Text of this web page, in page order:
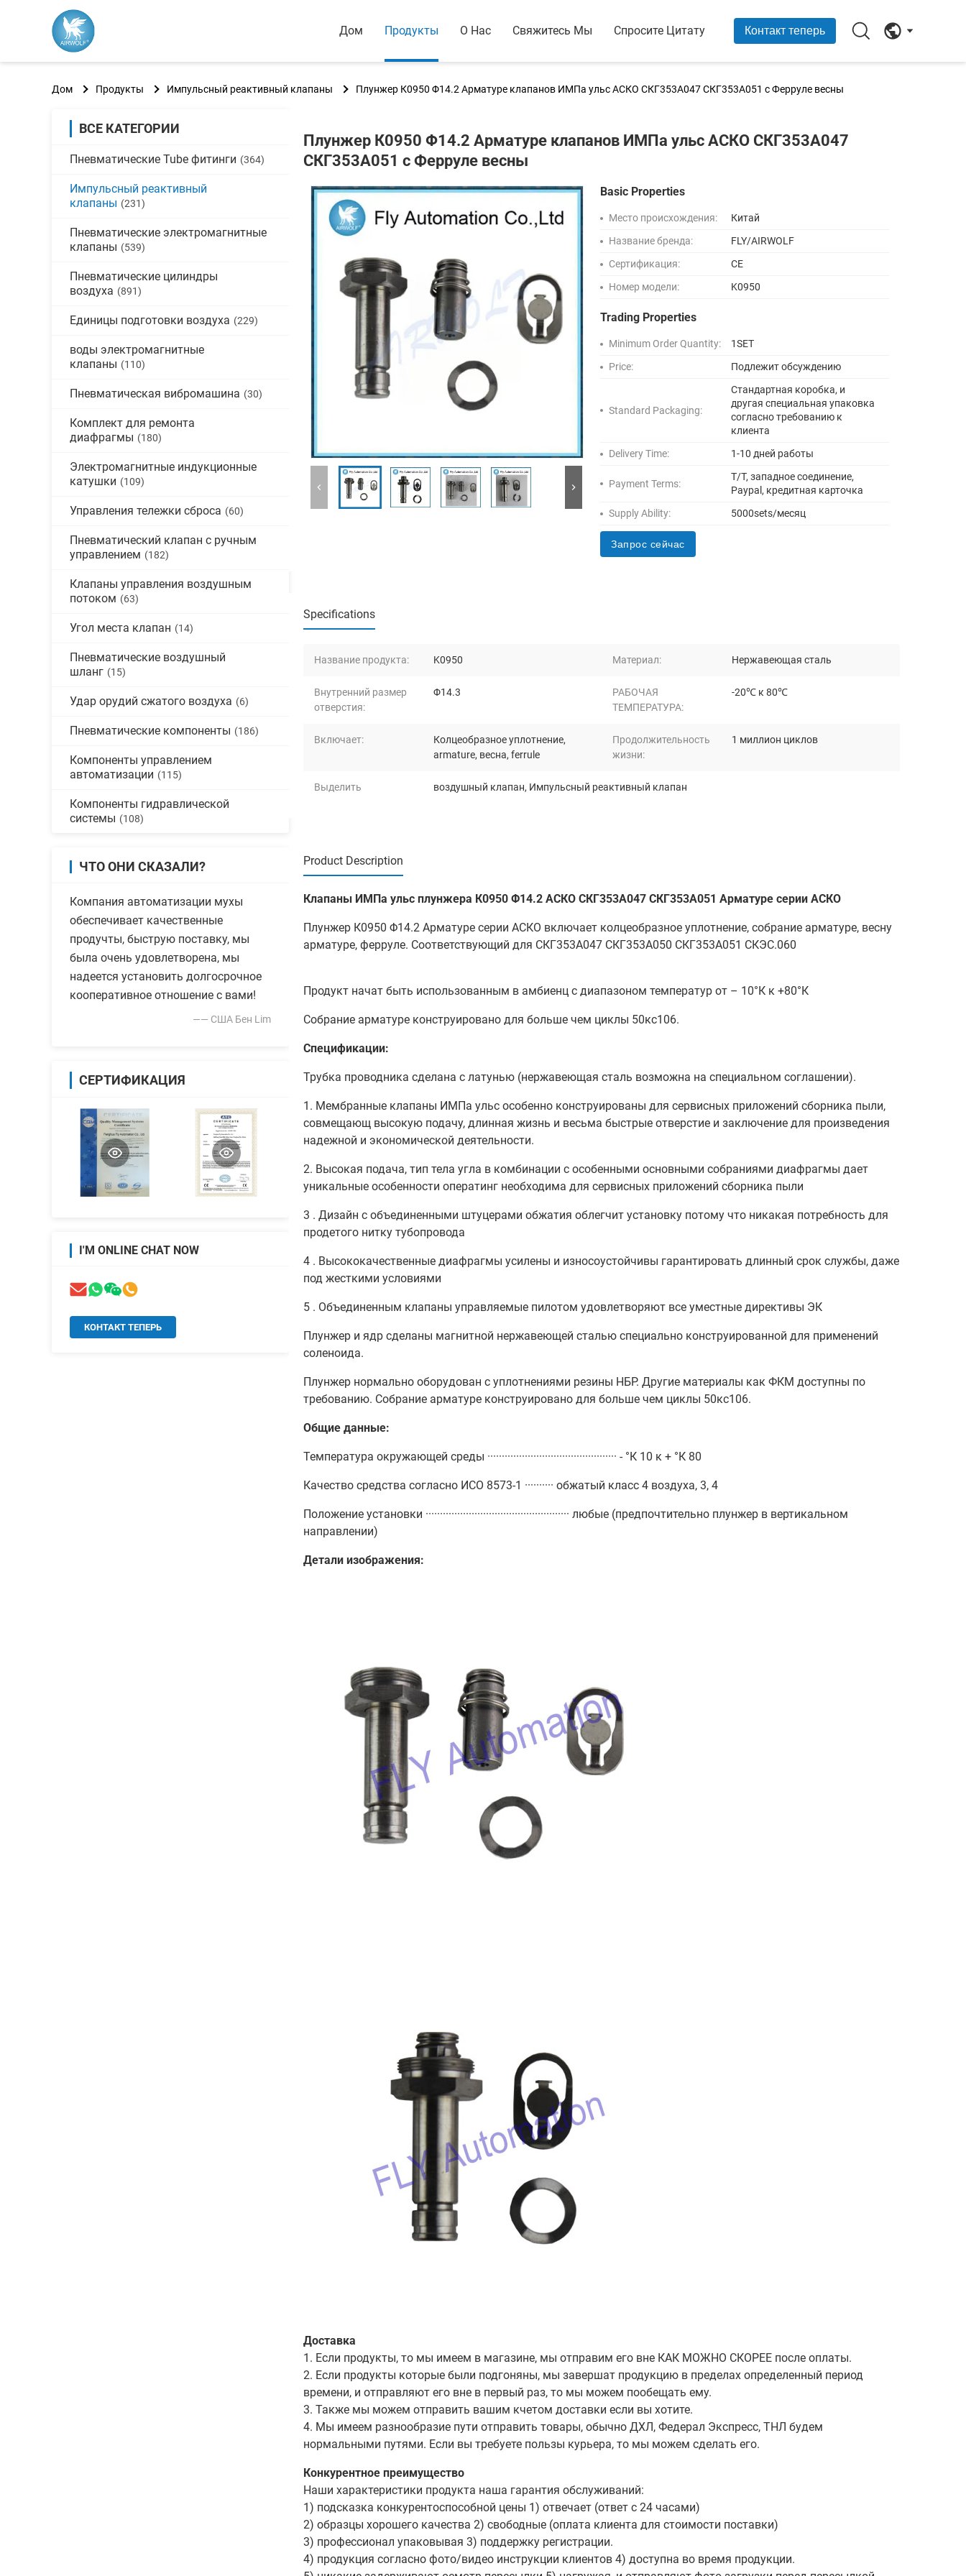
Дом Продукты О Нас Свяжитесь Мы Спросите Цитату Контакт теперь
Дом Продукты Импульсный реактивный клапаны Плунжер К0950 Φ14.2 Арматуре клапанов ИМПа ульс АСКО СКГ353А047 СКГ353А051 с Ферруле весны
ВСЕ КАТЕГОРИИ
Пневматические Tube фитинги (364)
Импульсный реактивный
клапаны (231)
Пневматические электромагнитные
клапаны (539)
Пневматические цилиндры
воздуха (891)
Единицы подготовки воздуха (229)
воды электромагнитные
клапаны (110)
Пневматическая вибромашина (30)
Комплект для ремонта
диафрагмы (180)
Электромагнитные индукционные
катушки (109)
Управления тележки сброса (60)
Пневматический клапан с ручным
управлением (182)
Клапаны управления воздушным
потоком (63)
Угол места клапан (14)
Пневматические воздушный
шланг (15)
Удар орудий сжатого воздуха (6)
Пневматические компоненты (186)
Компоненты управлением
автоматизации (115)
Компоненты гидравлической
системы (108)
ЧТО ОНИ СКАЗАЛИ?
Компания автоматизации мухы
обеспечивает качественные
продучты, быструю поставку, мы
была очень удовлетворена, мы
надеется установить долгосрочное
кооперативное отношение с вами!
—— США Бен Lim
СЕРТИФИКАЦИЯ
I'M ONLINE CHAT NOW
КОНТАКТ ТЕПЕРЬ
Плунжер К0950 Φ14.2 Арматуре клапанов ИМПа ульс АСКО СКГ353А047
СКГ353А051 с Ферруле весны
Basic Properties
Место происхождения:
Китай
Название бренда:
FLY/AIRWOLF
Сертификация:
CE
Номер модели:
K0950
Trading Properties
Minimum Order Quantity:
1SET
Price:
Подлежит обсуждению
Standard Packaging:
Стандартная коробка, и
другая специальная упаковка
согласно требованию к
клиента
Delivery Time:
1-10 дней работы
Payment Terms:
T/T, западное соединение,
Paypal, кредитная карточка
Supply Ability:
5000sets/месяц
Запрос сейчас
Specifications
Название продукта: K0950 Материал: Нержавеющая сталь
Внутренний размер
отверстия:
Φ14.3
РАБОЧАЯ
ТЕМПЕРАТУРА:
-20℃ к 80℃
Включает:
Колцеобразное уплотнение,
armature, весна, ferrule
Продолжительность
жизни:
1 миллион циклов
Выделить воздушный клапан, Импульсный реактивный клапан
Product Description
Клапаны ИМПа ульс плунжера К0950 Φ14.2 АСКО СКГ353А047 СКГ353А051 Арматуре серии АСКО
Плунжер К0950 Φ14.2 Арматуре серии АСКО включает колцеобразное уплотнение, собрание арматуре, весну
арматуре, ферруле. Соответствующий для СКГ353А047 СКГ353А050 СКГ353А051 СКЭС.060
Продукт начат быть использованным в амбиенц с диапазоном температур от – 10°К к +80°К
Собрание арматуре конструировано для больше чем циклы 50кс106.
Спецификации:
Трубка проводника сделана с латунью (нержавеющая сталь возможна на специальном соглашении).
1. Мембранные клапаны ИМПа ульс особенно конструированы для сервисных приложений сборника пыли,
совмещающ высокую подачу, длинная жизнь и весьма быстрые отверстие и заключение для произведения
надежной и экономической деятельности.
2. Высокая подача, тип тела угла в комбинации с особенными основными собраниями диафрагмы дает
уникальные особенности оператинг необходима для сервисных приложений сборника пыли
3 . Дизайн с объединенными штуцерами обжатия облегчит установку потому что никакая потребность для
продетого нитку тубопровода
4 . Высококачественные диафрагмы усилены и износоустойчивы гарантировать длинный срок службы, даже
под жесткими условиями
5 . Объединенным клапаны управляемые пилотом удовлетворяют все уместные директивы ЭК
Плунжер и ядр сделаны магнитной нержавеющей сталью специально конструированной для применений
соленоида.
Плунжер нормально оборудован с уплотнениями резины НБР. Другие материалы как ФКМ доступны по
требованию. Собрание арматуре конструировано для больше чем циклы 50кс106.
Общие данные:
Температура окружающей среды ············································· - °К 10 к + °К 80
Качество средства согласно ИСО 8573-1 ·········· обжатый класс 4 воздуха, 3, 4
Положение установки ·················································· любые (предпочтительно плунжер в вертикальном
направлении)
Детали изображения:
Доставка
1. Если продукты, то мы имеем в магазине, мы отправим его вне КАК МОЖНО СКОРЕЕ после оплаты.
2. Если продукты которые были подгоняны, мы завершат продукцию в пределах определенный период
времени, и отправляют его вне в первый раз, то мы можем пообещать ему.
3. Также мы можем отправить вашим кчетом доставки если вы хотите.
4. Мы имеем разнообразие пути отправить товары, обычно ДХЛ, Федерал Экспресс, ТНЛ будем
нормальными путями. Если вы требуете пользы курьера, то мы можем сделать его.
Конкурентное преимущество
Наши характеристики продукта наша гарантия обслуживаний:
1) подсказка конкурентоспособной цены 1) отвечает (ответ с 24 часами)
2) образцы хорошего качества 2) свободные (оплата клиента для стоимости поставки)
3) профессионал упаковывая 3) поддержку регистрации.
4) продукция согласно фото/видео инструкции клиентов 4) доступна во время продукции.